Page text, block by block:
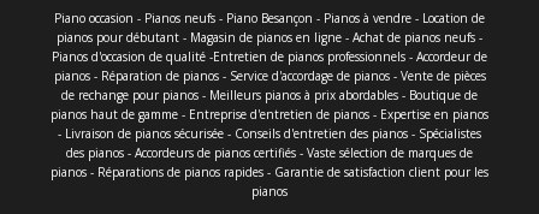
Piano occasion - Pianos neufs - Piano Besançon - Pianos à vendre - Location de
pianos pour débutant - Magasin de pianos en ligne - Achat de pianos neufs -
Pianos d'occasion de qualité -Entretien de pianos professionnels - Accordeur de
pianos - Réparation de pianos - Service d'accordage de pianos - Vente de pièces
de rechange pour pianos - Meilleurs pianos à prix abordables - Boutique de
pianos haut de gamme - Entreprise d'entretien de pianos - Expertise en pianos
- Livraison de pianos sécurisée - Conseils d'entretien des pianos - Spécialistes
des pianos - Accordeurs de pianos certifiés - Vaste sélection de marques de
pianos - Réparations de pianos rapides - Garantie de satisfaction client pour les
pianos